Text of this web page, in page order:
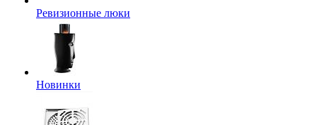
Ревизионные люки
Новинки